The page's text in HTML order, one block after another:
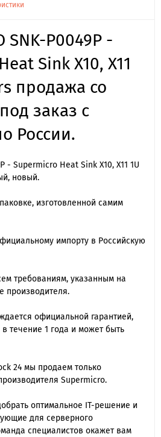
SNK-P0049P -
Sink X10, X11
продажа со
заказ с
России.
- Supermicro Heat Sink X10, X11 1U
новый.
изготовленной самим
импорту в Российскую
требованиям, указанным на
производителя.
официальной гарантией,
в течение 1 года и может быть
24 мы продаем только
Supermicro.
оптимальное IT-решение и
для серверного
специалиcтов окажет вам